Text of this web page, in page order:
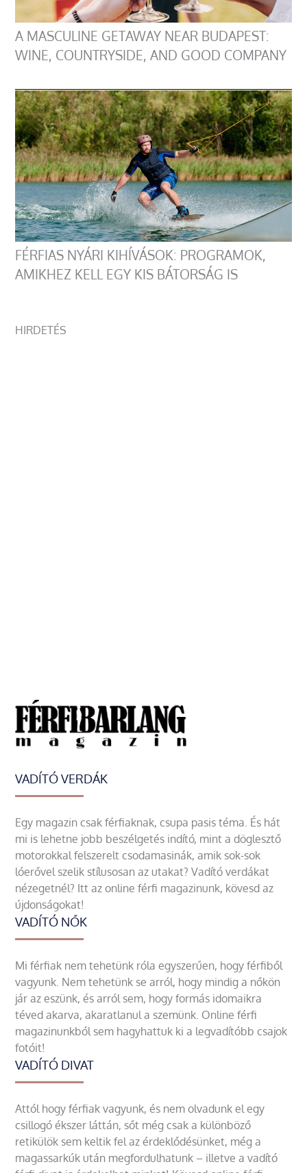
A MASCULINE GETAWAY NEAR BUDAPEST:
WINE, COUNTRYSIDE, AND GOOD COMPANY
FÉRFIAS NYÁRI KIHÍVÁSOK: PROGRAMOK,
AMIKHEZ KELL EGY KIS BÁTORSÁG IS
HIRDETÉS
VADÍTÓ VERDÁK
Egy magazin csak férfiaknak, csupa pasis téma. És hát
mi is lehetne jobb beszélgetés indító, mint a döglesztő
motorokkal felszerelt csodamasinák, amik sok-sok
lóerővel szelik stílusosan az utakat? Vadító verdákat
nézegetnél? Itt az online férfi magazinunk, kövesd az
újdonságokat!
VADÍTÓ NŐK
Mi férfiak nem tehetünk róla egyszerűen, hogy férfiből
vagyunk. Nem tehetünk se arról, hogy mindig a nőkön
jár az eszünk, és arról sem, hogy formás idomaikra
téved akarva, akaratlanul a szemünk. Online férfi
magazinunkból sem hagyhattuk ki a legvadítóbb csajok
fotóit!
VADÍTÓ DIVAT
Attól hogy férfiak vagyunk, és nem olvadunk el egy
csillogó ékszer láttán, sőt még csak a különböző
retikülök sem keltik fel az érdeklődésünket, még a
magassarkúk után megfordulhatunk – illetve a vadító